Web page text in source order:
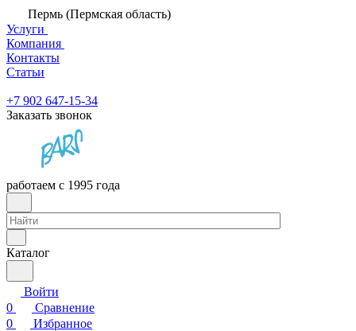
Пермь (Пермская область)
Услуги
Компания
Контакты
Статьи
+7 902 647-15-34
Заказать звонок
работаем с 1995 года
Каталог
Войти
0
Сравнение
0
Избранное